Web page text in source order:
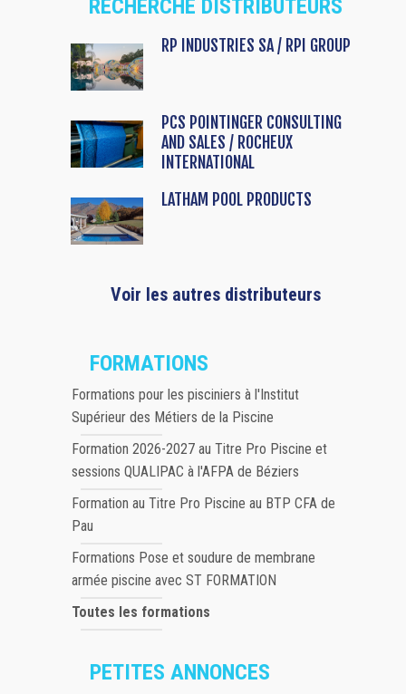
RECHERCHE DISTRIBUTEURS
RP INDUSTRIES SA / RPI GROUP
PCS POINTINGER CONSULTING
AND SALES / ROCHEUX
INTERNATIONAL
LATHAM POOL PRODUCTS
Voir les autres distributeurs
FORMATIONS
Formations pour les pisciniers à l'Institut
Supérieur des Métiers de la Piscine
Formation 2026-2027 au Titre Pro Piscine et
sessions QUALIPAC à l'AFPA de Béziers
Formation au Titre Pro Piscine au BTP CFA de
Pau
Formations Pose et soudure de membrane
armée piscine avec ST FORMATION
Toutes les formations
PETITES ANNONCES